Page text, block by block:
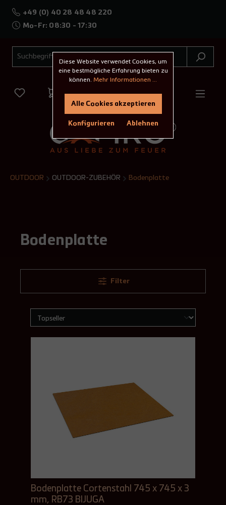
+49 (0) 40 28 48 48 220
Mo-Fr: 08:30 - 17:30
OUTDOOR OUTDOOR-ZUBEHÖR Bodenplatte
Bodenplatte
Filter
Bodenplatte Cortenstahl 745 x 745 x 3
mm, RB73 BIJUGA
Diese Website verwendet Cookies, um
eine bestmögliche Erfahrung bieten zu
können. Mehr Informationen ...
Ablehnen
Konfigurieren
Alle Cookies akzeptieren